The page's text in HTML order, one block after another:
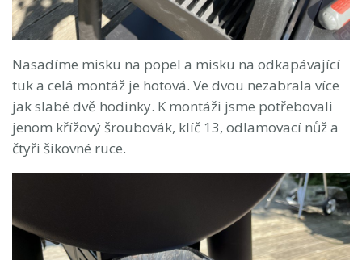
Nasadíme misku na popel a misku na odkapávající
tuk a celá montáž je hotová. Ve dvou nezabrala více
jak slabé dvě hodinky. K montáži jsme potřebovali
jenom křížový šroubovák, klíč 13, odlamovací nůž a
čtyři šikovné ruce.